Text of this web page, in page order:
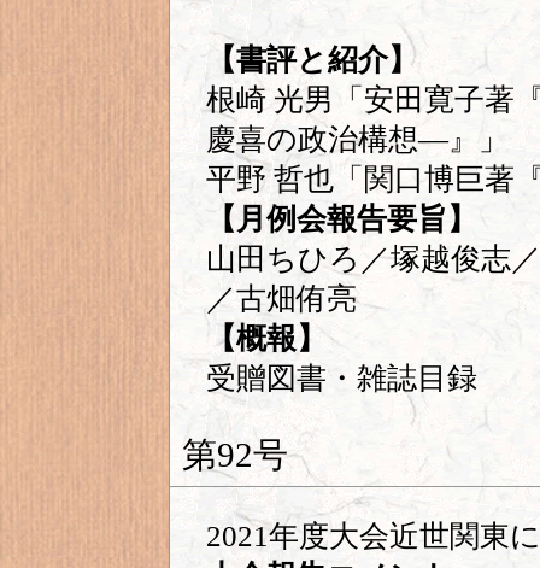
【書評と紹介】
根崎 光男「安田寛子著
慶喜の政治構想―』」
平野 哲也「関口博巨著
【月例会報告要旨】
山田ちひろ／塚越俊志
／古畑侑亮
【概報】
受贈図書・雑誌目録
第92号
2021年度大会近世関東